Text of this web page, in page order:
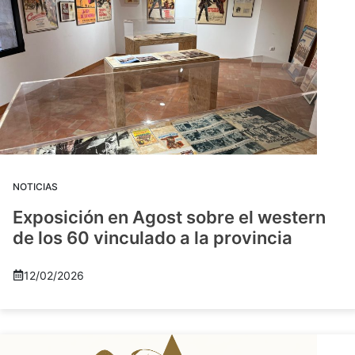
NOTICIAS
Exposición en Agost sobre el western
de los 60 vinculado a la provincia
12/02/2026